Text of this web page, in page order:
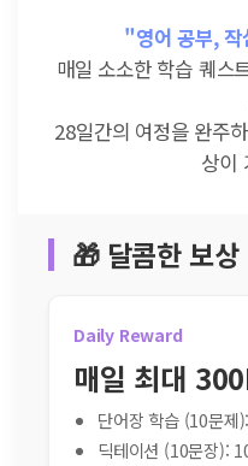
"영어 공부,
매일 소소한 학습 퀘스
28일간의 여정을 완주
상이
🎁 달콤한 보상
Daily Reward
매일 최대
단어장 학습 (10문제
딕테이션 (10문장):